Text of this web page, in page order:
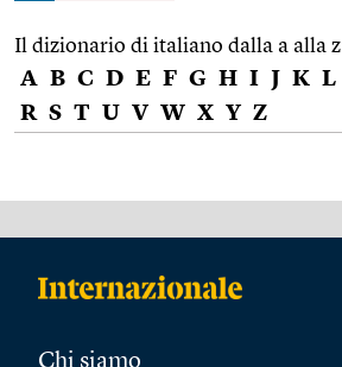
Il dizionario di italiano dalla a alla z
A B C D E F G H I J K L
R S T U V W X Y Z
Chi siamo